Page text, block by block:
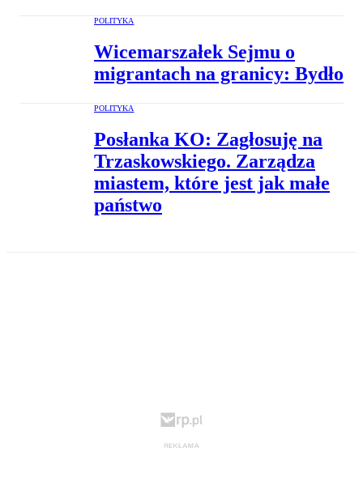
POLITYKA
Wicemarszałek Sejmu o
migrantach na granicy: Bydło
POLITYKA
Posłanka KO: Zagłosuję na
Trzaskowskiego. Zarządza
miastem, które jest jak małe
państwo